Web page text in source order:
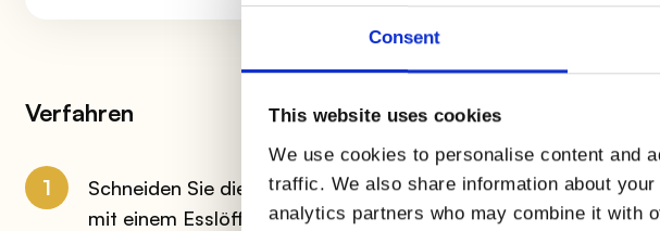
Consent
This website uses cookies
We use cookies to personalise content and
traffic. We also share information about
analytics partners who may combine it with
Verfahren
1 Schneiden Sie die AIA Hähnchenbrustin Würfel und
mit einem Esslöffel
Honig, einem Schussextra nativem